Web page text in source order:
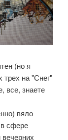
(но я
трех на "Снег"
все, знаете
вяло
сфере